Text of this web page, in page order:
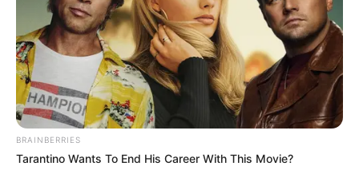
BRAINBERRIES
Tarantino Wants To End His Career With This Movie?